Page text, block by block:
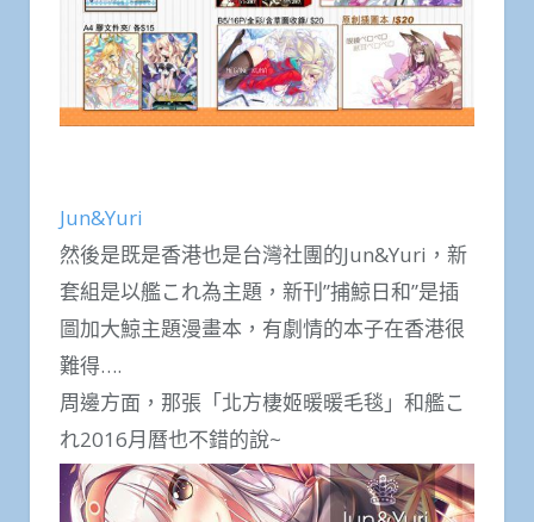
Jun&Yuri
然後是既是香港也是台灣社團的Jun&Yuri，新
套組是以艦これ為主題，新刊”捕鯨日和”是插
圖加大鯨主題漫畫本，有劇情的本子在香港很
難得….
周邊方面，那張「北方棲姬暖暖毛毯」和艦こ
れ2016月曆也不錯的說~